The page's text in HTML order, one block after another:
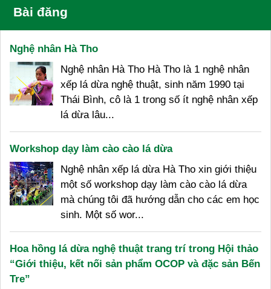
Bài đăng
Nghệ nhân Hà Tho
Nghệ nhân Hà Tho Hà Tho là 1 nghệ nhân
xếp lá dừa nghệ thuật, sinh năm 1990 tại
Thái Bình, cô là 1 trong số ít nghệ nhân xếp
lá dừa lâu...
Workshop dạy làm cào cào lá dừa
Nghệ nhân xếp lá dừa Hà Tho xin giới thiệu
một số workshop dạy làm cào cào lá dừa
mà chúng tôi đã hướng dẫn cho các em học
sinh. Một số wor...
Hoa hồng lá dừa nghệ thuật trang trí trong Hội thảo
“Giới thiệu, kết nối sản phẩm OCOP và đặc sản Bến
Tre”